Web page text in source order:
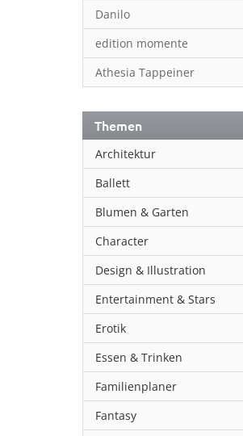
Danilo
edition momente
Athesia Tappeiner
Themen
Architektur
Ballett
Blumen & Garten
Character
Design & Illustration
Entertainment & Stars
Erotik
Essen & Trinken
Familienplaner
Fantasy